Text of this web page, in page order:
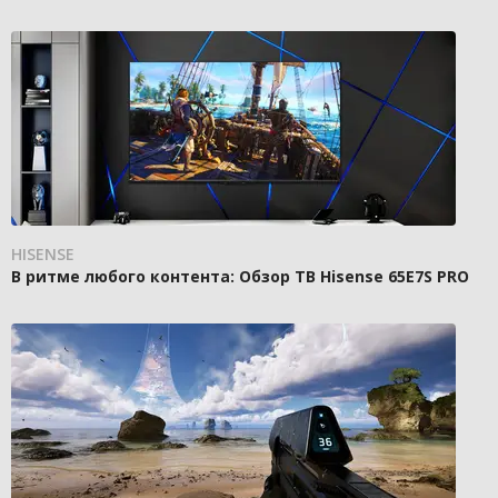
HISENSE
В ритме любого контента: Обзор ТВ Hisense 65E7S PRO